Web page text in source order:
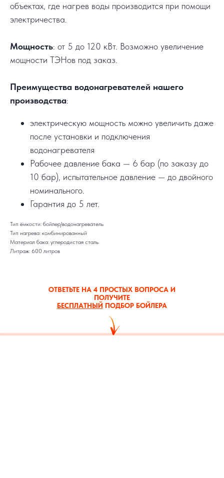
объектах, где нагрев воды производится при помощи
электричества.
Мощность: от 5 до 120 кВт. Возможно увеличение
мощности ТЭНов под заказ.
Преимущества водонагревателей нашего
производства:
электрическую мощность можно увеличить даже
после установки и подключения
водонагревателя
Рабочее давление бака — 6 бар (по заказу до
10 бар), испытательное давление — до двойного
номинального.
Гарантия до 5 лет.
Тип ёмкости: бойлер/водонагреватель
Тип нагрева: комбинированный
Материал бака: углеродистая сталь
Литраж: 600 литров
ОТВЕТЬТЕ НА 4 ПРОСТЫХ ВОПРОСА И
ПОЛУЧИТЕ
БЕСПЛАТНЫЙ ПОДБОР БОЙЛЕРА